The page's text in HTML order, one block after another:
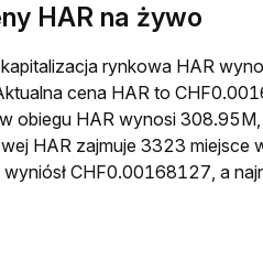
HAR na żywo
rynkowa HAR
cena HAR to
obiegu HAR wynosi
HAR zajmuje 3323
CHF0.00168127, a